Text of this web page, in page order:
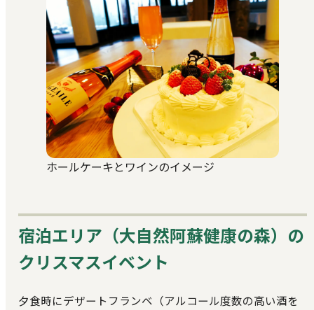
ホールケーキとワインのイメージ
宿泊エリア（大自然阿蘇健康の森）の
クリスマスイベント
夕食時にデザートフランベ（アルコール度数の高い酒を